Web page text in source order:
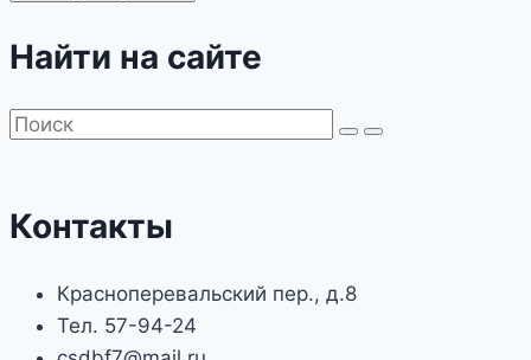
Найти на сайте
Контакты
Красноперевальский пер., д.8
Тел. 57-94-24